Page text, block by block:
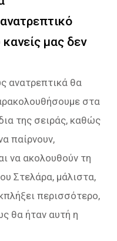
μας δεν
ανατρεπτικά θα
στα
της σειράς, καθώς
παίρνουν,
να ακολουθούν τη
Στελάρα, μάλιστα,
περισσότερο,
θα ήταν αυτή η